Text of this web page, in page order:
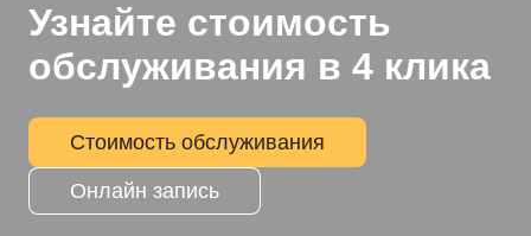
Узнайте стоимость
обслуживания в 4 клика
Стоимость обслуживания
Онлайн запись